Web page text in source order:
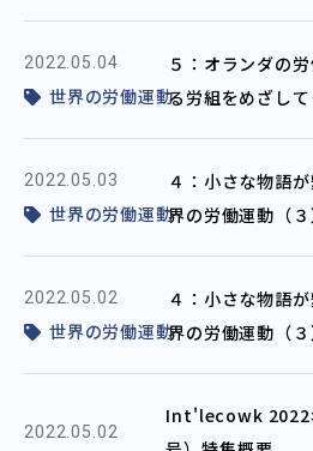
2022.05.04
世界の労働運動
５：オランダの
る労組をめざし
2022.05.03
世界の労働運動
４：小さな物語
界の労働運動（
2022.05.02
世界の労働運動
４：小さな物語
界の労働運動（
2022.05.02
Int'lecowk 2022